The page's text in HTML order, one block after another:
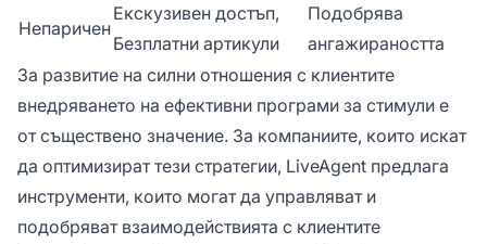
Непаричен
Екскузивен достъп,
Безплатни артикули
Подобрява
ангажираността
За развитие на силни отношения с клиентите
внедряването на ефективни програми за стимули е
от съществено значение. За компаниите, които искат
да оптимизират тези стратегии, LiveAgent предлага
инструменти, които могат да управляват и
подобряват взаимодействията с клиентите